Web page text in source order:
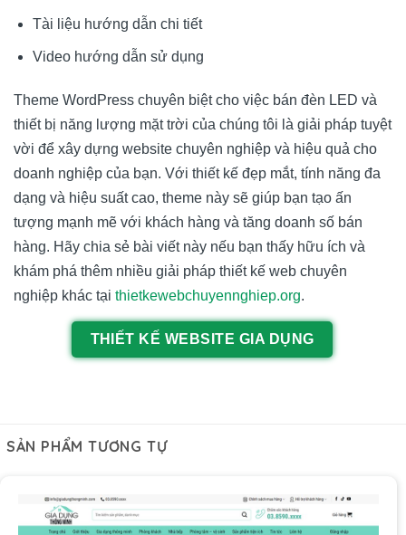
Tài liệu hướng dẫn chi tiết
Video hướng dẫn sử dụng
Theme WordPress chuyên biệt cho việc bán đèn LED và
thiết bị năng lượng mặt trời của chúng tôi là giải pháp tuyệt
vời để xây dựng website chuyên nghiệp và hiệu quả cho
doanh nghiệp của bạn. Với thiết kế đẹp mắt, tính năng đa
dạng và hiệu suất cao, theme này sẽ giúp bạn tạo ấn
tượng mạnh mẽ với khách hàng và tăng doanh số bán
hàng. Hãy chia sẻ bài viết này nếu bạn thấy hữu ích và
khám phá thêm nhiều giải pháp thiết kế web chuyên
nghiệp khác tại thietkewebchuyennghiep.org.
THIẾT KẾ WEBSITE GIA DỤNG
SẢN PHẨM TƯƠNG TỰ